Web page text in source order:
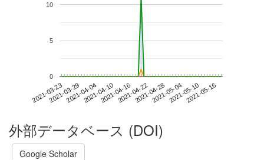
2021-03-232021-03-292021-04-042021-04-102021-04-162021-04-222021-04-282021-05-042021-05-102021-05-16
0
5
10
外部データベース (DOI)
Google Scholar